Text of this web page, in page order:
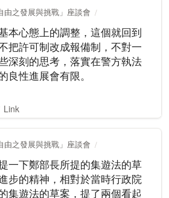
由之發展與挑戰」座談會
本心態上的調整，這個就回到
把許可制改成報備制，不對一
深刻的思考，落實在警方執法
良性進展會有限。
Link
由之發展與挑戰」座談會
一下鄭部長所提的集遊法的草
步的精神，相對於當時行政院
集遊法的草案，提了兩個看起